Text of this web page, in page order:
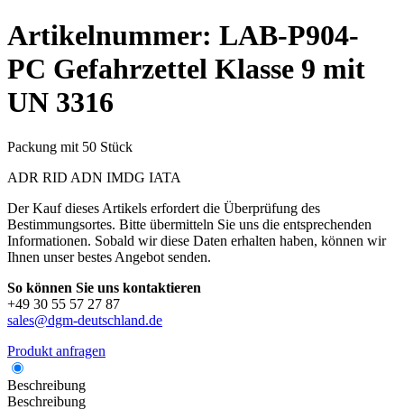
Artikelnummer: LAB-P904-
PC Gefahrzettel Klasse 9 mit
UN 3316
Packung mit 50 Stück
ADR RID ADN IMDG IATA
Der Kauf dieses Artikels erfordert die Überprüfung des
Bestimmungsortes. Bitte übermitteln Sie uns die entsprechenden
Informationen. Sobald wir diese Daten erhalten haben, können wir
Ihnen unser bestes Angebot senden.
So können Sie uns kontaktieren
+49 30 55 57 27 87
sales@dgm-deutschland.de
Produkt anfragen
Beschreibung
Beschreibung